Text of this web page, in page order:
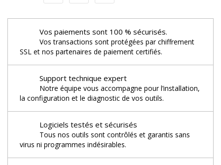
Vos paiements sont 100 % sécurisés.
Vos transactions sont protégées par chiffrement
SSL et nos partenaires de paiement certifiés.
Support technique expert
Notre équipe vous accompagne pour l’installation,
la configuration et le diagnostic de vos outils.
Logiciels testés et sécurisés
Tous nos outils sont contrôlés et garantis sans
virus ni programmes indésirables.